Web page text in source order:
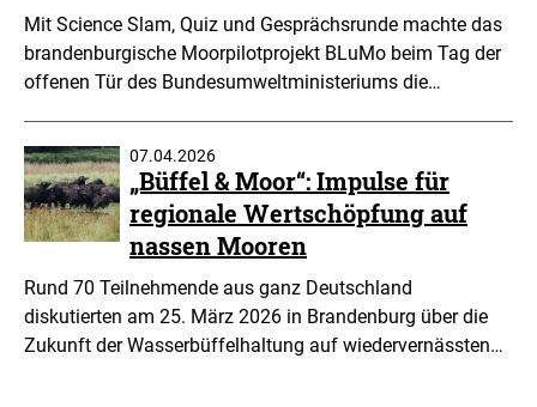
Mit Science Slam, Quiz und Gesprächsrunde machte das
brandenburgische Moorpilotprojekt BLuMo beim Tag der
offenen Tür des Bundesumweltministeriums die…
07.04.2026
„Büffel & Moor“: Impulse für
regionale Wertschöpfung auf
nassen Mooren
Rund 70 Teilnehmende aus ganz Deutschland
diskutierten am 25. März 2026 in Brandenburg über die
Zukunft der Wasserbüffelhaltung auf wiedervernässten…